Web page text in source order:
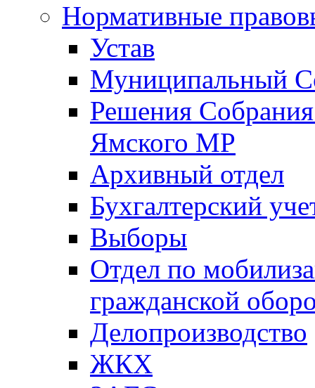
Нормативные
Устав
Муниципальный
Решения
Ямского МР
Архивный отдел
Бухгалтерский
Выборы
Отдел по
гражданской
Делопроизводство
ЖКХ